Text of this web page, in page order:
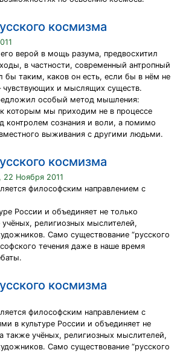
космизма
верой в мощь разума, предвосхитил
в частности, современный антропный
бы таким, каков он есть, если бы в нём не
чувствующих и мыслящих существ.
особый метод мышления:
которым мы приходим не в процессе
контролем сознания и воли, а помимо
выживания с другими людьми.
космизма
22 Ноября 2011
философским направлением с
России и объединяет не только
религиозных мыслителей,
Само существование “русского
течения даже в наше время
космизма
философским направлением с
в культуре России и объединяет не
также учёных, религиозных мыслителей,
Само существование “русского